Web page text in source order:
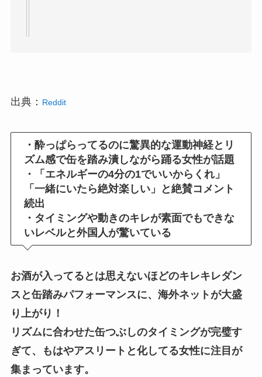
出典： Reddit
・酔っぱらってるのに驚異的な運動神経とリ
ズム感で缶を踏み潰しながら踊る女性が話題
・「エネルギーの4分の1でいいからくれ」
「一緒にいたら絶対楽しい」と絶賛コメント
続出
・タイミングや動きのキレが素面でもできな
いレベルと外国人が驚いている
お酒が入ってるとは思えないほどのキレキレダン
スと缶踏みパフォーマンスに、海外ネットが大盛
り上がり！
リズムに合わせた缶つぶしのタイミングが完璧す
ぎて、もはやアスリートと化してる女性に注目が
集まっています。